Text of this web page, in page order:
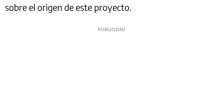
sobre el origen de este proyecto.